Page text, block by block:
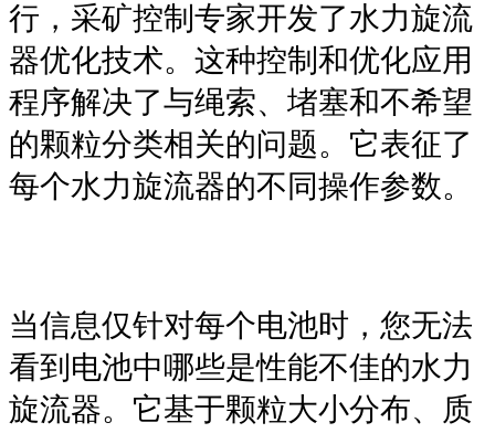
行，采矿控制专家开发了水力旋流
器优化技术。这种控制和优化应用
程序解决了与绳索、堵塞和不希望
的颗粒分类相关的问题。它表征了
每个水力旋流器的不同操作参数。
当信息仅针对每个电池时，您无法
看到电池中哪些是性能不佳的水力
旋流器。它基于颗粒大小分布、质